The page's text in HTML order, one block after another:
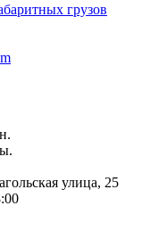
грузов
улица, 25